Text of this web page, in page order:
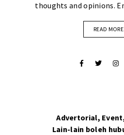
thoughts and opinions.
READ MORE
Advertorial,
Lain-lain boleh